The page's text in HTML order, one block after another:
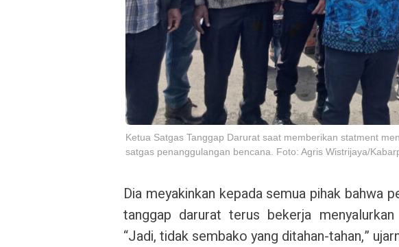
Ketua Satgas Tanggap Darurat saat memberikan statment
satgas penanggulangan bencana. Foto: Agris Wistrijaya/
Dia meyakinkan kepada semua pihak bahwa
tanggap darurat terus bekerja
“Jadi, tidak sembako yang ditahan-tahan,”